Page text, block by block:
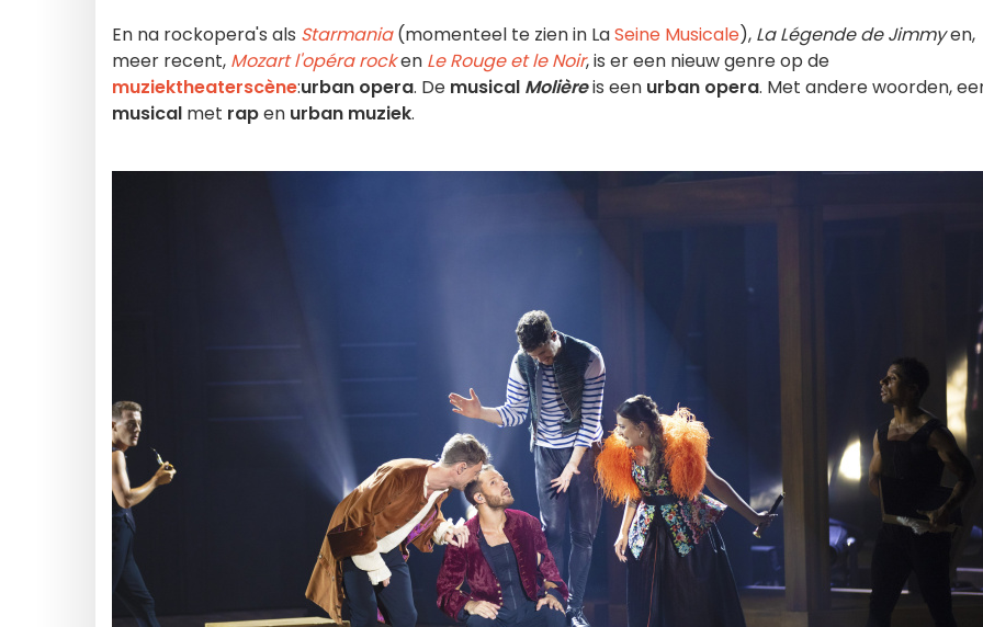
En na rockopera's als Starmania(momenteel te zien in LaSeine Musicale), La Légende de Jimmyen,
meer recent, Mozart l'opéra rocken Le Rouge et le Noir, is er een nieuw genre op de
muziektheaterscène:urban opera. De musical Molièreis een urban opera. Met andere woorden,
musical met rapen urban muziek.